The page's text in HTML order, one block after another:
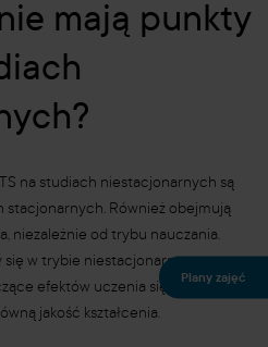
mają punkty
na studiach niestacjonarnych są
stacjonarnych. Również obejmują
niezależnie od trybu nauczania.
w trybie niestacjonarnym muszą
efektów uczenia się i nakładu
jakość kształcenia.
Plany zajęć